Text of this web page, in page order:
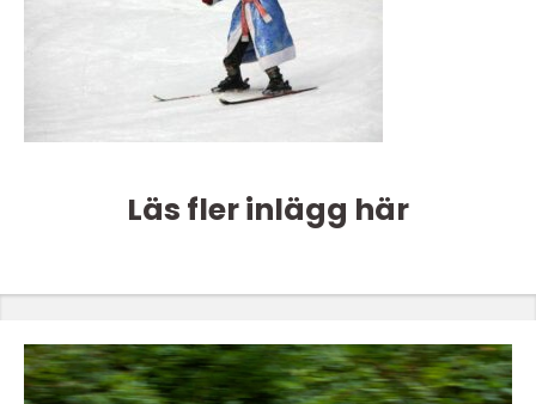
Läs fler inlägg här